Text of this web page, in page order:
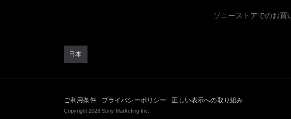
ソニーストアでのお買
日本
ご利用条件 プライバシーポリシー 正しい表示への取り組み
Copyright 2026 Sony Marketing Inc.